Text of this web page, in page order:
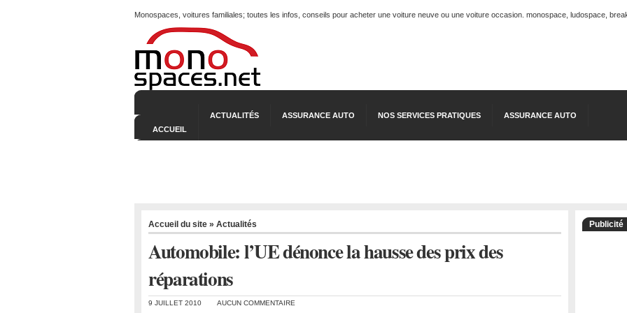
Monospaces, voitures familiales; toutes les infos, conseils pour acheter une voiture neuve ou une voiture occasion. monospace, ludospace,
ACCUEIL
ACTUALITÉS ASSURANCE AUTO NOS SERVICES PRATIQUES ASSURANCE AUTO
Accueil du site » Actualités
Automobile: l’UE dénonce la hausse des prix des
réparations
9 JUILLET 2010 AUCUN COMMENTAIRE
Publicité